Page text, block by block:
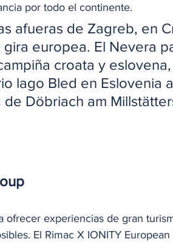
por todo el continente.
afueras de Zagreb, en
europea. El Nevera
croata y
lago Bled en Eslovenia
Döbriach am
ofrecer experiencias de gran
El Rimac X IONITY